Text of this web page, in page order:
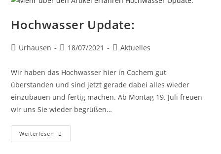
Hochwasser Update:
Urhausen 18/07/2021 Aktuelles
Wir haben das Hochwasser hier in Cochem gut
überstanden und sind jetzt gerade dabei alles wieder
einzubauen und fertig machen. Ab Montag 19. Juli freuen
wir uns Sie wieder begrüßen…
Weiterlesen